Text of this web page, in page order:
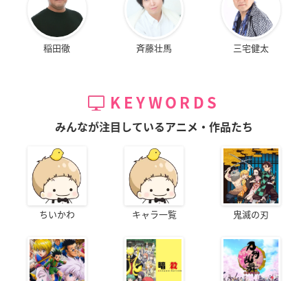
稲田徹 斉藤壮馬 三宅健太
KEYWORDS
みんなが注目しているアニメ・作品たち
ちいかわ キャラ一覧 鬼滅の刃